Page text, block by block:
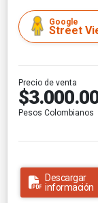
Google
Street
Precio de venta
Pesos Colombianos
Descargar
información